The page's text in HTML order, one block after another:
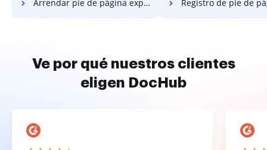
Arrendar pie de página expandido Registro de pie de página
Ve por qué nuestros clientes
eligen DocHub